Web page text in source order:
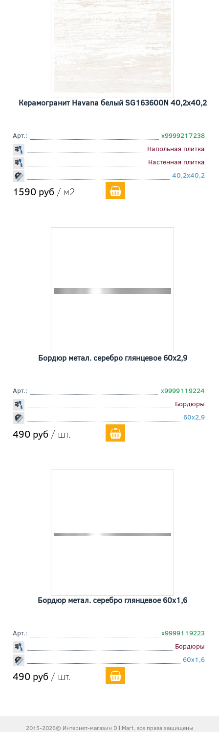
Керамогранит Havana белый SG163600N 40,2x40,2
Арт.:
х9999217238
Напольная плитка
Настенная плитка
40,2x40,2
1590 руб / м2
Бордюр метал. серебро глянцевое 60x2,9
Арт.:
х9999119224
Бордюры
60x2,9
490 руб / шт.
Бордюр метал. серебро глянцевое 60x1,6
Арт.:
х9999119223
Бордюры
60x1,6
490 руб / шт.
2015-2026© Интернет-магазин DillMart, все права защищены